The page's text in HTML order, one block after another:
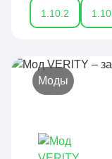
1.10.2 1.10
Моды